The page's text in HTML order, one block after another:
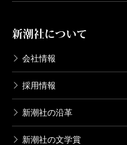
新潮社について
会社情報
採用情報
新潮社の沿革
新潮社の文学賞